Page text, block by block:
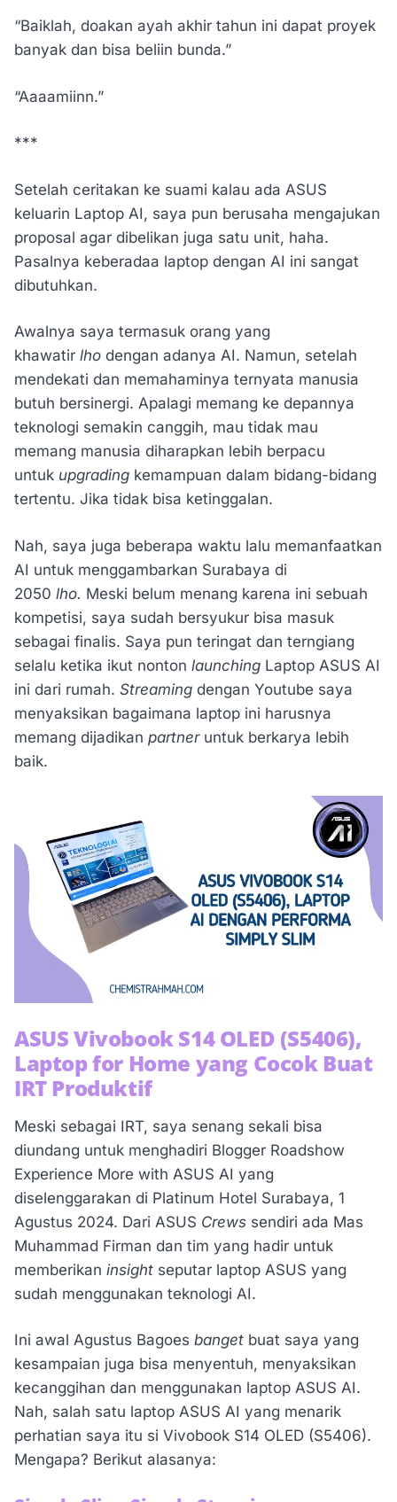
“Baiklah, doakan ayah akhir tahun ini dapat proyek
banyak dan bisa beliin bunda.”
“Aaaamiinn.”
***
Setelah ceritakan ke suami kalau ada ASUS
keluarin Laptop AI, saya pun berusaha mengajukan
proposal agar dibelikan juga satu unit, haha.
Pasalnya keberadaa laptop dengan AI ini sangat
dibutuhkan.
Awalnya saya termasuk orang yang
khawatir lho dengan adanya AI. Namun, setelah
mendekati dan memahaminya ternyata manusia
butuh bersinergi. Apalagi memang ke depannya
teknologi semakin canggih, mau tidak mau
memang manusia diharapkan lebih berpacu
untuk upgrading kemampuan dalam bidang-bidang
tertentu. Jika tidak bisa ketinggalan.
Nah, saya juga beberapa waktu lalu memanfaatkan
AI untuk menggambarkan Surabaya di
2050 lho. Meski belum menang karena ini sebuah
kompetisi, saya sudah bersyukur bisa masuk
sebagai finalis. Saya pun teringat dan terngiang
selalu ketika ikut nonton launching Laptop ASUS AI
ini dari rumah. Streaming dengan Youtube saya
menyaksikan bagaimana laptop ini harusnya
memang dijadikan partner untuk berkarya lebih
baik.
ASUS Vivobook S14 OLED (S5406),
Laptop for Home yang Cocok Buat
IRT Produktif
Meski sebagai IRT, saya senang sekali bisa
diundang untuk menghadiri Blogger Roadshow
Experience More with ASUS AI yang
diselenggarakan di Platinum Hotel Surabaya, 1
Agustus 2024. Dari ASUS Crews sendiri ada Mas
Muhammad Firman dan tim yang hadir untuk
memberikan insight seputar laptop ASUS yang
sudah menggunakan teknologi AI.
Ini awal Agustus Bagoes banget buat saya yang
kesampaian juga bisa menyentuh, menyaksikan
kecanggihan dan menggunakan laptop ASUS AI.
Nah, salah satu laptop ASUS AI yang menarik
perhatian saya itu si Vivobook S14 OLED (S5406).
Mengapa? Berikut alasanya: